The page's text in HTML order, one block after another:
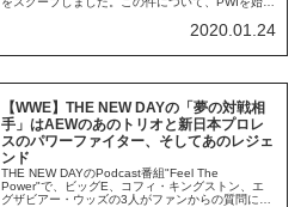
リンチの"WWE Backstage"での発言を引用し、紹
「女子」という言葉を撤廃することだと思いま
2020.01.24
【WWE】THE NEW DAYの「夢の対戦相
手」はAEWのあのトリオと新日本プロレ
スのパワーファイター、そしてあのレジェ
ンド
THE NEW DAYのPodcast番組"Feel The
Power"で、ビッグE、コフィ・キングストン、エ
グザビアー・ウッズの3人がファンからの質問に答